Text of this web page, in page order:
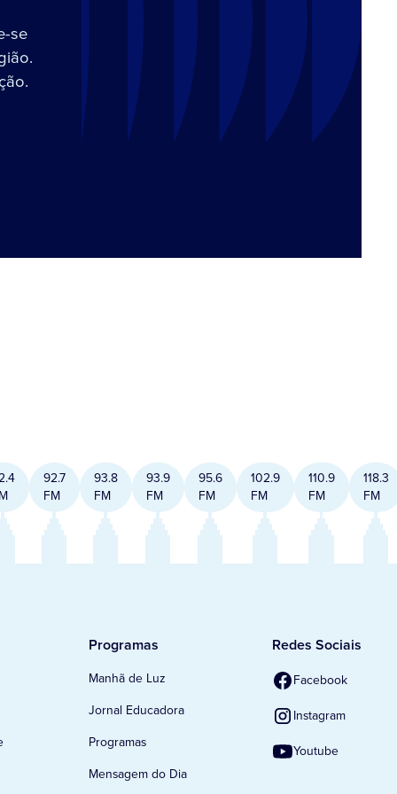
se
92.7
FM
93.8
FM
93.9
FM
95.6
FM
102.9
FM
110.9
FM
118.3
FM
Programas
Manhã de Luz
Jornal Educadora
Programas
Mensagem do Dia
Redes Sociais
Facebook
Instagram
Youtube